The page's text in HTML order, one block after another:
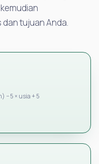
tujuan Anda.
− 5 × usia + 5